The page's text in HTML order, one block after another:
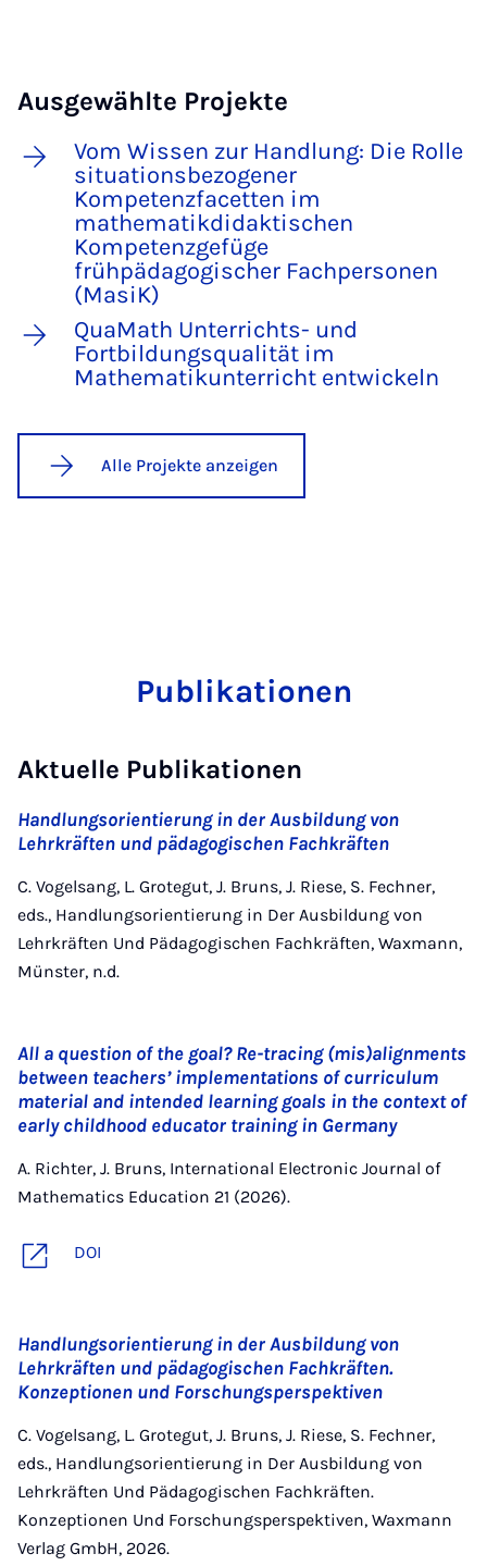
Ausgewählte Projekte
Vom Wissen zur Handlung: Die Rolle
situationsbezogener
Kompetenzfacetten im
mathematikdidaktischen
Kompetenzgefüge
frühpädagogischer Fachpersonen
(MasiK)
QuaMath Unterrichts- und
Fortbildungsqualität im
Mathematikunterricht entwickeln
Alle Projekte anzeigen
Publikationen
Aktuelle Publikationen
Handlungsorientierung in der Ausbildung von
Lehrkräften und pädagogischen Fachkräften
C. Vogelsang, L. Grotegut, J. Bruns, J. Riese, S. Fechner,
eds., Handlungsorientierung in Der Ausbildung von
Lehrkräften Und Pädagogischen Fachkräften, Waxmann,
Münster, n.d.
All a question of the goal? Re-tracing (mis)alignments
between teachers’ implementations of curriculum
material and intended learning goals in the context of
early childhood educator training in Germany
A. Richter, J. Bruns, International Electronic Journal of
Mathematics Education 21 (2026).
DOI
Handlungsorientierung in der Ausbildung von
Lehrkräften und pädagogischen Fachkräften.
Konzeptionen und Forschungsperspektiven
C. Vogelsang, L. Grotegut, J. Bruns, J. Riese, S. Fechner,
eds., Handlungsorientierung in Der Ausbildung von
Lehrkräften Und Pädagogischen Fachkräften.
Konzeptionen Und Forschungsperspektiven, Waxmann
Verlag GmbH, 2026.